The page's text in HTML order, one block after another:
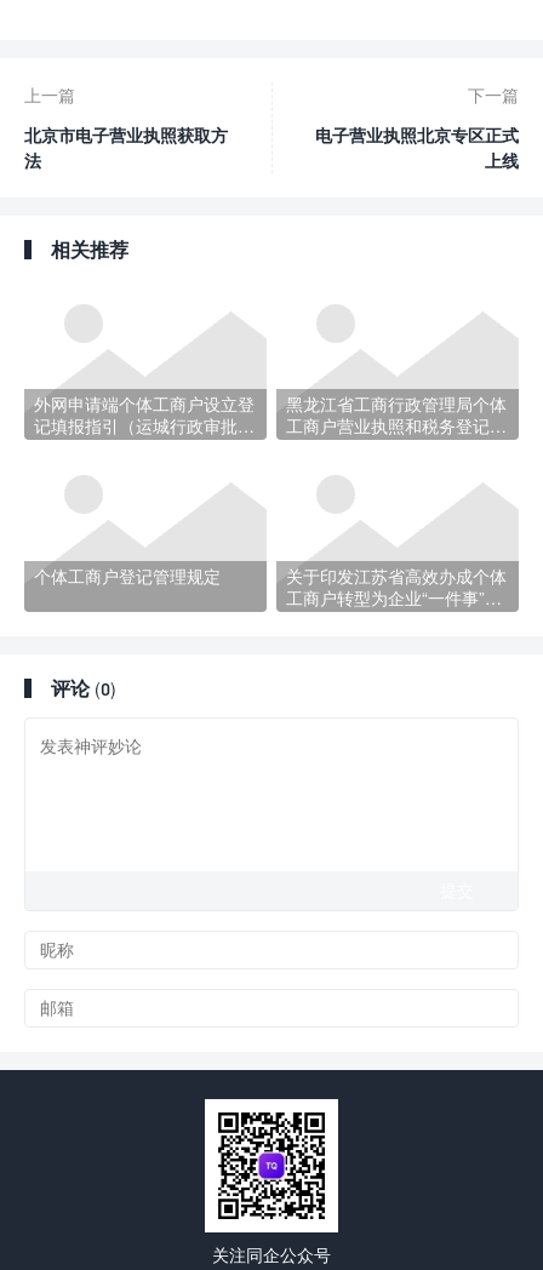
上一篇
北京市电子营业执照获取方
法
下一篇
电子营业执照北京专区正式
上线
相关推荐
外网申请端个体工商户设立登
记填报指引（运城行政审批
黑龙江省工商行政管理局个体
工商户营业执照和税务登记证
个体工商户登记管理规定
关于印发江苏省高效办成个体
工商户转型为企业“一件事”实
评论 (0)
关注同企公众号